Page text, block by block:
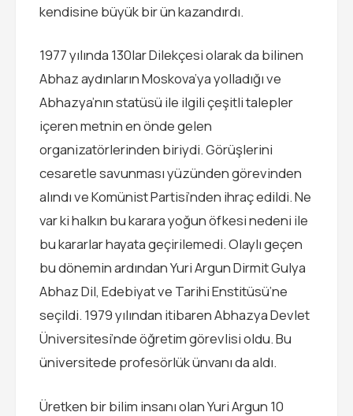
kendisine büyük bir ün kazandırdı.
1977 yılında 130lar Dilekçesi olarak da bilinen
Abhaz aydınların Moskova’ya yolladığı ve
Abhazya’nın statüsü ile ilgili çeşitli talepler
içeren metnin en önde gelen
organizatörlerinden biriydi. Görüşlerini
cesaretle savunması yüzünden görevinden
alındı ve Komünist Partisi’nden ihraç edildi. Ne
var ki halkın bu karara yoğun öfkesi nedeni ile
bu kararlar hayata geçirilemedi. Olaylı geçen
bu dönemin ardından Yuri Argun Dirmit Gulya
Abhaz Dil, Edebiyat ve Tarihi Enstitüsü’ne
seçildi. 1979 yılından itibaren Abhazya Devlet
Üniversitesi’nde öğretim görevlisi oldu. Bu
üniversitede profesörlük ünvanı da aldı.
Üretken bir bilim insanı olan Yuri Argun 10